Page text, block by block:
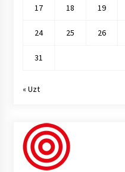
17 18 19
24 25 26
31
« Uzt